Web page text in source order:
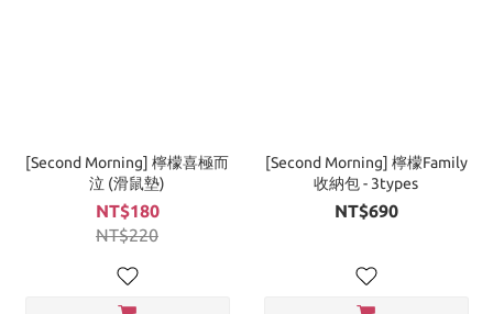
[Second Morning] 檸檬喜極而
泣 (滑鼠墊)
NT$180
NT$220
[Second Morning] 檸檬Family
收納包 - 3types
NT$690